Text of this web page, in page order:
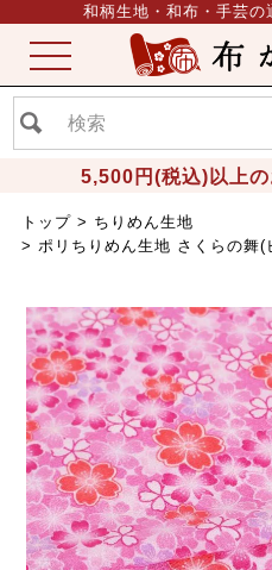
和柄生地・和布・手芸の
5,500円(税込)以上
ME
NU
トップ
ちりめん生地
ポリちりめん生地 さくらの舞